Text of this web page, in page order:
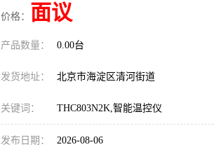
价格： 面议
产品数量： 0.00台
发货地址： 北京市海淀区清河街道
关键词： THC803N2K,智能温控仪
发布日期： 2026-08-06